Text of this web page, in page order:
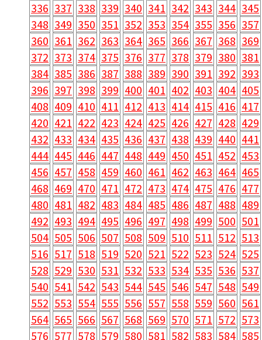
336 337 338 339 340 341 342 343 344 345
348 349 350 351 352 353 354 355 356 357
360 361 362 363 364 365 366 367 368 369
372 373 374 375 376 377 378 379 380 381
384 385 386 387 388 389 390 391 392 393
396 397 398 399 400 401 402 403 404 405
408 409 410 411 412 413 414 415 416 417
420 421 422 423 424 425 426 427 428 429
432 433 434 435 436 437 438 439 440 441
444 445 446 447 448 449 450 451 452 453
456 457 458 459 460 461 462 463 464 465
468 469 470 471 472 473 474 475 476 477
480 481 482 483 484 485 486 487 488 489
492 493 494 495 496 497 498 499 500 501
504 505 506 507 508 509 510 511 512 513
516 517 518 519 520 521 522 523 524 525
528 529 530 531 532 533 534 535 536 537
540 541 542 543 544 545 546 547 548 549
552 553 554 555 556 557 558 559 560 561
564 565 566 567 568 569 570 571 572 573
576 577 578 579 580 581 582 583 584 585